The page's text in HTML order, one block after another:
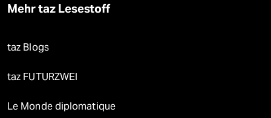
Mehr taz Lesestoff
taz Blogs
taz FUTURZWEI
Le Monde diplomatique